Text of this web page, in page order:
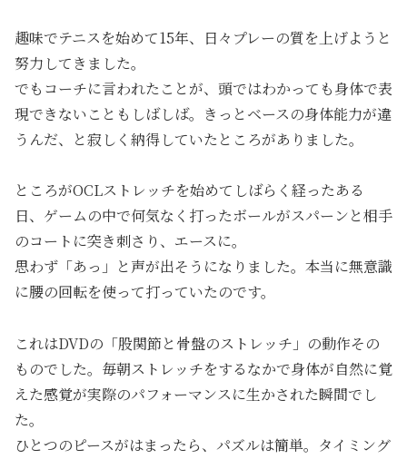
趣味でテニスを始めて15年、日々プレーの質を上げようと
努力してきました。
でもコーチに言われたことが、頭ではわかっても身体で表
現できないこともしばしば。きっとベースの身体能力が違
うんだ、と寂しく納得していたところがありました。
ところがOCLストレッチを始めてしばらく経ったある
日、ゲームの中で何気なく打ったボールがスパーンと相手
のコートに突き刺さり、エースに。
思わず「あっ」と声が出そうになりました。本当に無意識
に腰の回転を使って打っていたのです。
これはDVDの「股関節と骨盤のストレッチ」の動作その
ものでした。毎朝ストレッチをするなかで身体が自然に覚
えた感覚が実際のパフォーマンスに生かされた瞬間でし
た。
ひとつのピースがはまったら、パズルは簡単。タイミング